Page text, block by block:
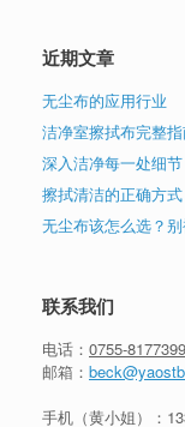
近期文章
无尘布的应用行业
洁净室擦拭布完整指
深入洁净每一处细
擦拭清洁的正确方
无尘布该怎么选？
联系我们
电话： 0755-
邮箱：
手机（黄小姐）：